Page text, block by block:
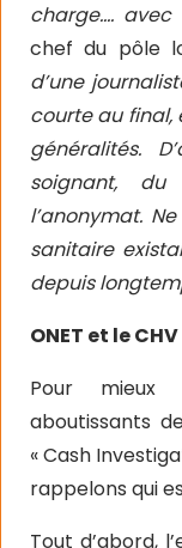
charge….
chef du pôle
d’une
courte au final,
généralités.
soignant,
l’anonymat.
sanitaire
depuis
ONET et le CHV
Pour mieux
aboutissants
« Cash
rappelons qui
Tout d’abord,